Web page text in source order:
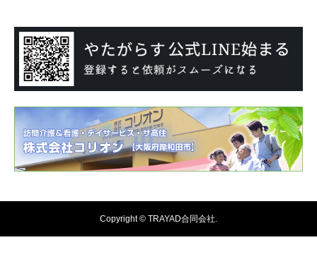
Copyright © TRAYAD合同会社.